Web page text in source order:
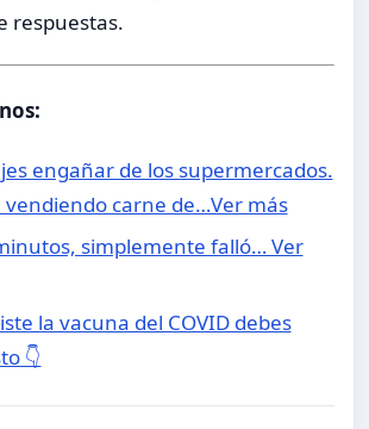
respuestas.
engañar de los supermercados.
vendiendo carne de…Ver más
simplemente falló… Ver
la vacuna del COVID debes
👇